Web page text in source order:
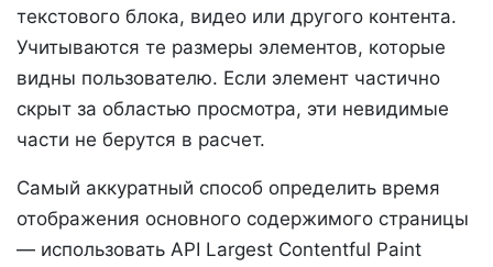
текстового блока, видео или другого контента.
Учитываются те размеры элементов, которые
видны пользователю. Если элемент частично
скрыт за областью просмотра, эти невидимые
части не берутся в расчет.
Самый аккуратный способ определить время
отображения основного содержимого страницы
— использовать API Largest Contentful Paint